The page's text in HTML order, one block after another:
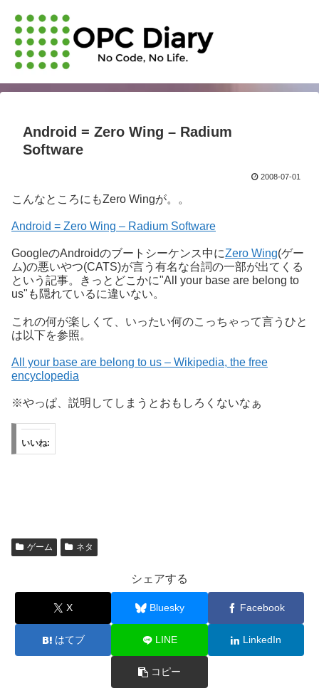
Android = Zero Wing – Radium
Software
2008-07-01
こんなところにもZero Wingが。。
Android = Zero Wing – Radium Software
GoogleのAndroidのブートシーケンス中にZero Wing(ゲー
ム)の悪いやつ(CATS)が言う有名な台詞の一部が出てくる
という記事。きっとどこかに"All your base are belong to
us"も隠れているに違いない。
これの何が楽しくて、いったい何のこっちゃって言うひと
は以下を参照。
All your base are belong to us – Wikipedia, the free
encyclopedia
※やっぱ、説明してしまうとおもしろくないなぁ
いいね:
ゲーム ネタ
シェアする
X Bluesky Facebook
はてブ LINE LinkedIn
コピー